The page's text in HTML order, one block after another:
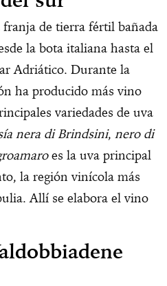
de tierra fértil bañada
la bota italiana hasta el
Adriático. Durante la
ha producido más vino
variedades de uva
nera di Brindsini, nero di
es la uva principal
la región vinícola más
Allí se elabora el vino